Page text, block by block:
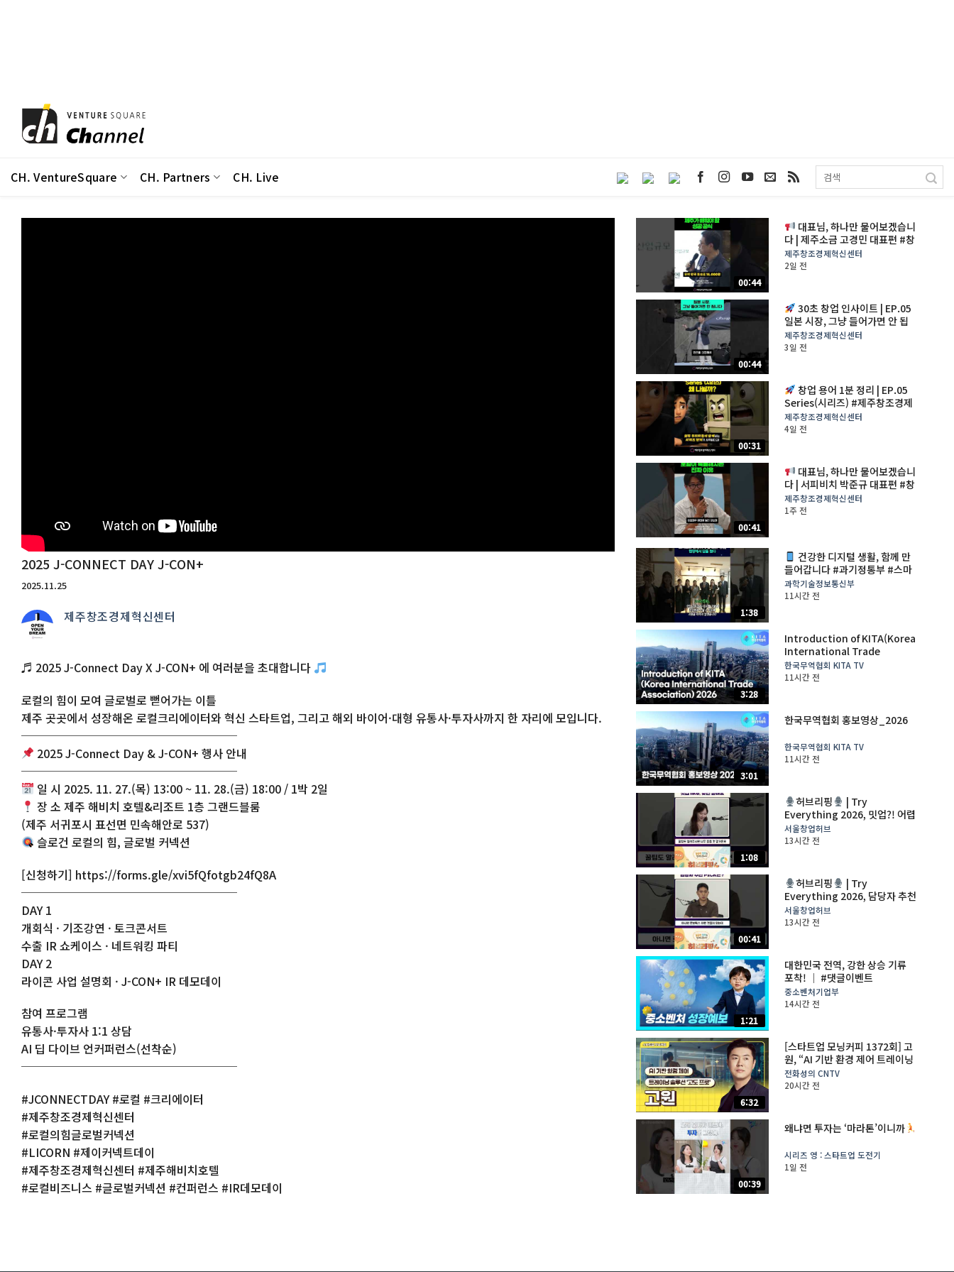
CH. VentureSquare CH. Partners CH. Live
2025 J-CONNECT DAY J-CON+
2025.11.25
제주창조경제혁신센터
♬ 2025 J-Connect Day X J-CON+ 에 여러분을 초대합니다
로컬의 힘이 모여 글로벌로 뻗어가는 이틀
제주 곳곳에서 성장해온 로컬크리에이터와 혁신 스타트업, 그리고 해외 바이어·대형 유통사·투자사까지 한 자리에 모입니다.
───────────────────
2025 J-Connect Day & J-CON+ 행사 안내
───────────────────
일 시 2025. 11. 27.(목) 13:00 ~ 11. 28.(금) 18:00 / 1박 2일
장 소 제주 해비치 호텔&리조트 1층 그랜드블룸
(제주 서귀포시 표선면 민속해안로 537)
슬로건 로컬의 힘, 글로벌 커넥션
[신청하기] https://forms.gle/xvi5fQfotgb24fQ8A
───────────────────
DAY 1
개회식 · 기조강연 · 토크콘서트
수출 IR 쇼케이스 · 네트워킹 파티
DAY 2
라이콘 사업 설명회 · J-CON+ IR 데모데이
참여 프로그램
유통사·투자사 1:1 상담
AI 딥 다이브 언커퍼런스(선착순)
───────────────────
#JCONNECTDAY #로컬 #크리에이터
#제주창조경제혁신센터
#로컬의힘글로벌커넥션
#LICORN #제이커넥트데이
#제주창조경제혁신센터 #제주해비치호텔
#로컬비즈니스 #글로벌커넥션 #컨퍼런스 #IR데모데이
00:44
대표님, 하나만 물어보겠습니
다 | 제주소금 고경민 대표편 #창
업 #로컬브랜드 #제주창업 #제
주창조경제혁신센터 #스타트업
제주창조경제혁신센터
2일 전
00:44
30초 창업 인사이트 | EP.05
일본 시장, 그냥 들어가면 안 됩
니다 #일본시장 #해외진출 #스
타트업 #제주창조경제혁신센터
제주창조경제혁신센터
3일 전
00:31
창업 용어 1분 정리 | EP.05
Series(시리즈) #제주창조경제
혁신센터 #창업용어 #투자유치
#사업가 #스타트업
제주창조경제혁신센터
4일 전
00:41
대표님, 하나만 물어보겠습니
다 | 서피비치 박준규 대표편 #창
업 #로컬브랜드 #로컬창업 #제
주창조경제혁신센터 #스타트업
제주창조경제혁신센터
1주 전
1:38
건강한 디지털 생활, 함께 만
들어갑니다 #과기정통부 #스마
트쉼센터 #배경훈
과학기술정보통신부
11시간 전
3:28
Introduction of KITA(Korea
International Trade
Association)_2026
한국무역협회 KITA TV
11시간 전
3:01
한국무역협회 홍보영상_2026
한국무역협회 KITA TV
11시간 전
1:08
허브리핑
| Try
Everything 2026, 밋업?! 어렵
지 않아요
서울창업허브
13시간 전
00:41
허브리핑
| Try
Everything 2026, 담당자 추천
PICK은?
서울창업허브
13시간 전
1:21
대한민국 전역, 강한 상승 기류
포착! │ #댓글이벤트
중소벤처기업부
14시간 전
6:32
[스타트업 모닝커피 1372회] 고
원, “AI 기반 환경 제어 트레이닝
솔루션 ‘고도 프로'”
전화성의 CNTV
20시간 전
00:39
왜냐면 투자는 ‘마라톤’이니까
시리즈 영 : 스타트업 도전기
1일 전